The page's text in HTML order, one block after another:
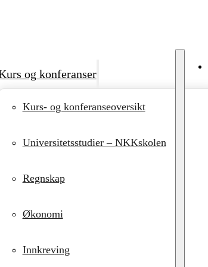
og konferanser
Kurs- og konferanseoversikt
Universitetsstudier – NKKskolen
Regnskap
Økonomi
Innkreving